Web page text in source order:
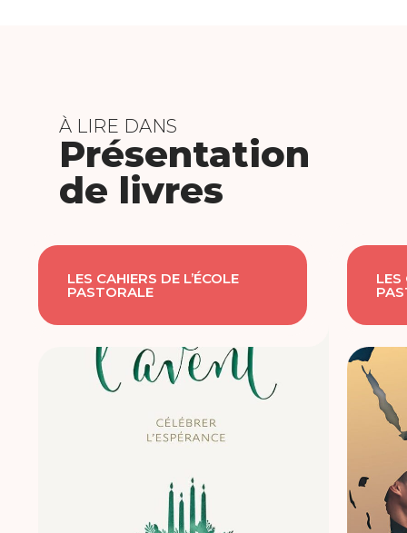
À LIRE DANS
Présentation
de livres
LES CAHIERS DE L’ÉCOLE
PASTORALE
LES